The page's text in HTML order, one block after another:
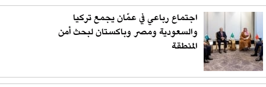
اجتماع رباعي في عمّان يجمع تركيا
والسعودية ومصر وباكستان لبحث أمن
المنطقة